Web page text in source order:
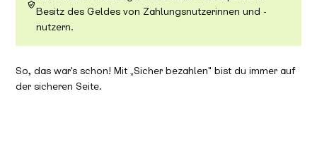
Besitz des Geldes von Zahlungsnutzerinnen und -
nutzern.
So, das war's schon! Mit „Sicher bezahlen" bist du immer auf
der sicheren Seite.